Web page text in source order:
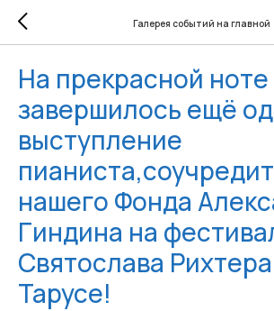
Галерея событий на главной
На прекрасной ноте
завершилось ещё
выступление
нашего Фонда
Гиндина на
Святослава
Тарусе!